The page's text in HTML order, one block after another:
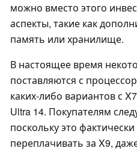
можно вместо этого
аспекты, такие как
память или хранилище.
В настоящее время
поставляются с
каких-либо вариантов с
Ultra 14. Покупателям
поскольку это
переплачивать за X9,